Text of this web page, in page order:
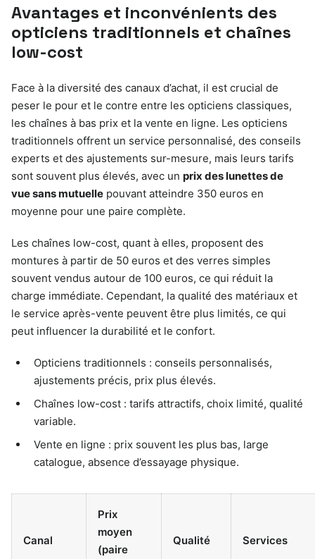
Avantages et inconvénients des
opticiens traditionnels et chaînes
low-cost
Face à la diversité des canaux d’achat, il est crucial de
peser le pour et le contre entre les opticiens classiques,
les chaînes à bas prix et la vente en ligne. Les opticiens
traditionnels offrent un service personnalisé, des conseils
experts et des ajustements sur-mesure, mais leurs tarifs
sont souvent plus élevés, avec un prix des lunettes de
vue sans mutuelle pouvant atteindre 350 euros en
moyenne pour une paire complète.
Les chaînes low-cost, quant à elles, proposent des
montures à partir de 50 euros et des verres simples
souvent vendus autour de 100 euros, ce qui réduit la
charge immédiate. Cependant, la qualité des matériaux et
le service après-vente peuvent être plus limités, ce qui
peut influencer la durabilité et le confort.
Opticiens traditionnels : conseils personnalisés,
ajustements précis, prix plus élevés.
Chaînes low-cost : tarifs attractifs, choix limité, qualité
variable.
Vente en ligne : prix souvent les plus bas, large
catalogue, absence d’essayage physique.
Canal
Prix
moyen
(paire
Qualité Services